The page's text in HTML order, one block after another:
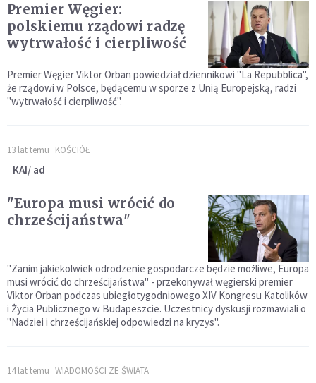
Premier Węgier:
polskiemu rządowi radzę
wytrwałość i cierpliwość
Premier Węgier Viktor Orban powiedział dziennikowi "La Repubblica",
że rządowi w Polsce, będącemu w sporze z Unią Europejską, radzi
"wytrwałość i cierpliwość".
13 lat temu KOŚCIÓŁ
KAI/ ad
"Europa musi wrócić do
chrześcijaństwa"
"Zanim jakiekolwiek odrodzenie gospodarcze będzie możliwe, Europa
musi wrócić do chrześcijaństwa" - przekonywał węgierski premier
Viktor Orban podczas ubiegłotygodniowego XIV Kongresu Katolików
i Życia Publicznego w Budapeszcie. Uczestnicy dyskusji rozmawiali o
"Nadziei i chrześcijańskiej odpowiedzi na kryzys".
14 lat temu WIADOMOŚCI ZE ŚWIATA